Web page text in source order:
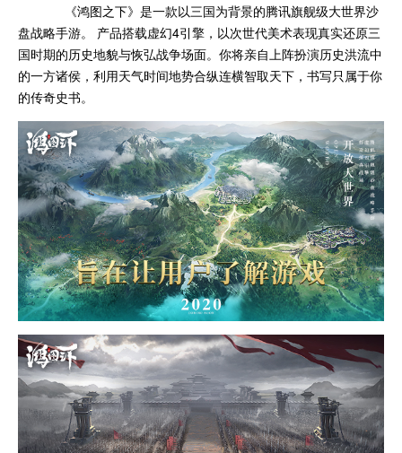
《鸿图之下》是一款以三国为背景的腾讯旗舰级大世界沙
盘战略手游。 产品搭载虚幻4引擎，以次世代美术表现真实还原三
国时期的历史地貌与恢弘战争场面。你将亲自上阵扮演历史洪流中
的一方诸侯，利用天气时间地势合纵连横智取天下，书写只属于你
的传奇史书。